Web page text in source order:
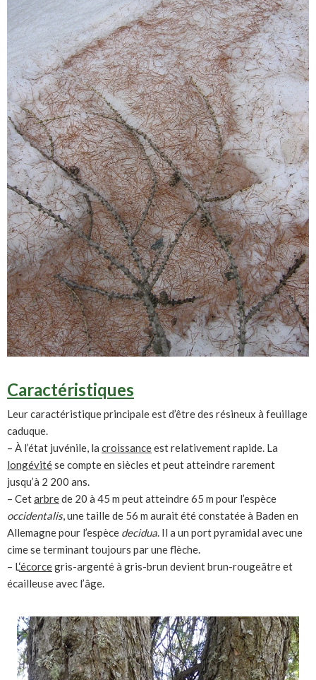
Caractéristiques
Leur caractéristique principale est d’être des résineux à feuillage
caduque.
– À l’état juvénile, la croissanceest relativement rapide. La
longévitése compte en siècles et peut atteindre rarement
jusqu’à 2 200 ans.
– Cetarbrede 20 à 45 m peut atteindre 65 m pour l’espèce
occidentalis, une taille de 56 m aurait été constatée à Baden en
Allemagne pour l’espèce decidua. Il a un port pyramidal avec une
cime se terminant toujours par une flèche.
– L‘écorcegris-argenté à gris-brun devient brun-rougeâtre et
écailleuse avec l’âge.